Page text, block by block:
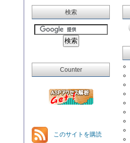
検索
Counter
このサイトを購読